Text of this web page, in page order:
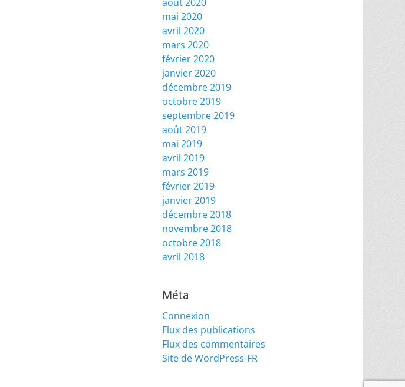
mai 2020
avril 2020
mars 2020
février 2020
janvier 2020
décembre 2019
octobre 2019
septembre 2019
août 2019
mai 2019
avril 2019
mars 2019
février 2019
janvier 2019
décembre 2018
novembre 2018
octobre 2018
avril 2018
Méta
Connexion
Flux des publications
Flux des commentaires
Site de WordPress-FR